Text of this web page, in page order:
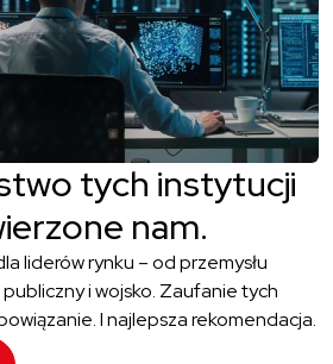
tych instytucji
nam.
liderów rynku – od przemysłu
i wojsko. Zaufanie tych
I najlepsza rekomendacja.